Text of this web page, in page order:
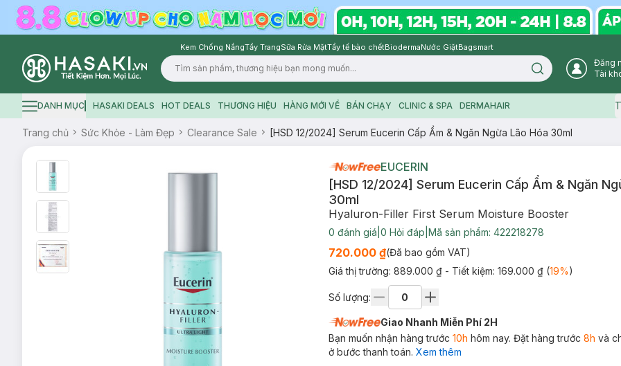
Kem Chống NắngTẩy TrangSữa Rửa MặtTẩy tế bào chếtBiodermaNước GiặtBagsmart
Logo
Search icon
Đăng
Tài
Hamburger icon
DANH MỤC HASAKI DEALS HOT DEALS THƯƠNG HIỆU HÀNG MỚI VỀ BÁN CHẠY CLINIC & SPA DERMAHAIR
Trang chủ Sức Khỏe - Làm Đẹp Clearance Sale [HSD 12/2024] Serum Eucerin Cấp Ẩm & Ngăn Ngừa Lão Hóa 30ml
EUCERIN
[HSD 12/2024] Serum Eucerin Cấp Ẩm & Ngăn
30ml
Hyaluron-Filler First Serum Moisture Booster
0 đánh giá 0 Hỏi đáp Mã sản phẩm: 422218278
720.000 ₫(Đã bao gồm VAT)
Giá thị trường: 889.000 ₫ - Tiết kiệm: 169.000 ₫(19%)
Số lượng:
Giao Nhanh Miễn Phí 2H
Bạn muốn nhận hàng trước 10h hôm nay. Đặt hàng trước 8h và
ở bước thanh toán. Xem thêm